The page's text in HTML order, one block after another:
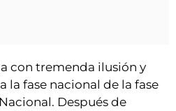
MILITANTE
con tremenda ilusión y
la fase nacional de la fase
Después de